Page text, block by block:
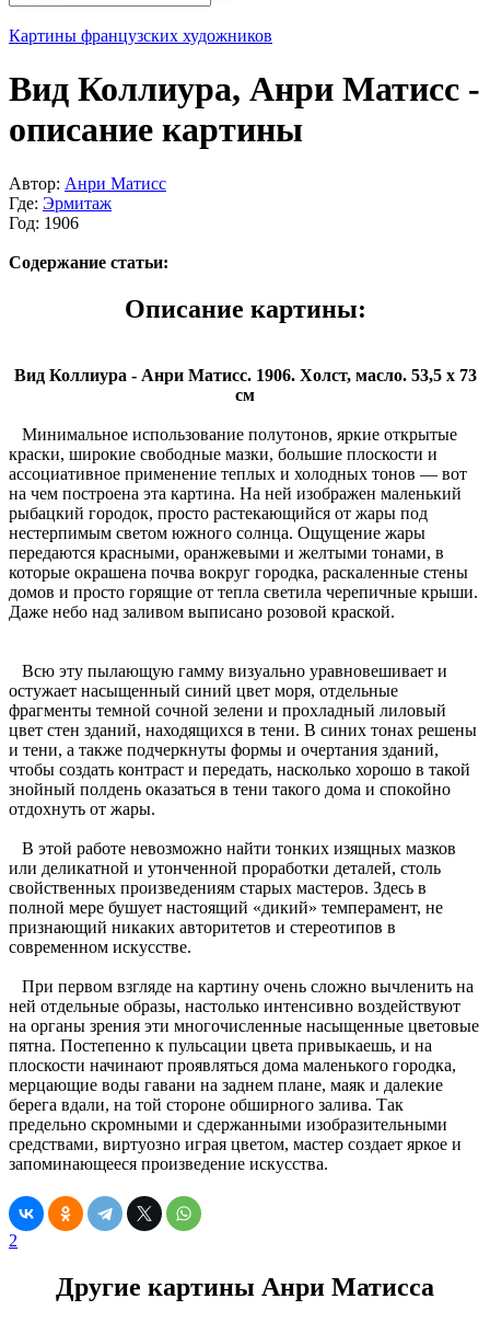
Картины французских художников
Вид Коллиура, Анри Матисс -
описание картины
Автор: Анри Матисс
Где: Эрмитаж
Год: 1906
Содержание статьи:
Описание картины:
Вид Коллиура - Анри Матисс. 1906. Холст, масло. 53,5 х 73
см
Минимальное использование полутонов, яркие открытые
краски, широкие свободные мазки, большие плоскости и
ассоциативное применение теплых и холодных тонов — вот
на чем построена эта картина. На ней изображен маленький
рыбацкий городок, просто растекающийся от жары под
нестерпимым светом южного солнца. Ощущение жары
передаются красными, оранжевыми и желтыми тонами, в
которые окрашена почва вокруг городка, раскаленные стены
домов и просто горящие от тепла светила черепичные крыши.
Даже небо над заливом выписано розовой краской.
Всю эту пылающую гамму визуально уравновешивает и
остужает насыщенный синий цвет моря, отдельные
фрагменты темной сочной зелени и прохладный лиловый
цвет стен зданий, находящихся в тени. В синих тонах решены
и тени, а также подчеркнуты формы и очертания зданий,
чтобы создать контраст и передать, насколько хорошо в такой
знойный полдень оказаться в тени такого дома и спокойно
отдохнуть от жары.
В этой работе невозможно найти тонких изящных мазков
или деликатной и утонченной проработки деталей, столь
свойственных произведениям старых мастеров. Здесь в
полной мере бушует настоящий «дикий» темперамент, не
признающий никаких авторитетов и стереотипов в
современном искусстве.
При первом взгляде на картину очень сложно вычленить на
ней отдельные образы, настолько интенсивно воздействуют
на органы зрения эти многочисленные насыщенные цветовые
пятна. Постепенно к пульсации цвета привыкаешь, и на
плоскости начинают проявляться дома маленького городка,
мерцающие воды гавани на заднем плане, маяк и далекие
берега вдали, на той стороне обширного залива. Так
предельно скромными и сдержанными изобразительными
средствами, виртуозно играя цветом, мастер создает яркое и
запоминающееся произведение искусства.
2
Другие картины Анри Матисса